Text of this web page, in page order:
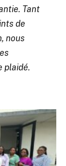
Tant
de
nous
plaidé.